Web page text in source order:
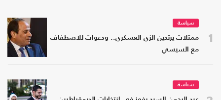
1
سياسة
ممثلات يرتدين الزي العسكري.. ودعوات للاصطفاف
مع السيسي
سياسة